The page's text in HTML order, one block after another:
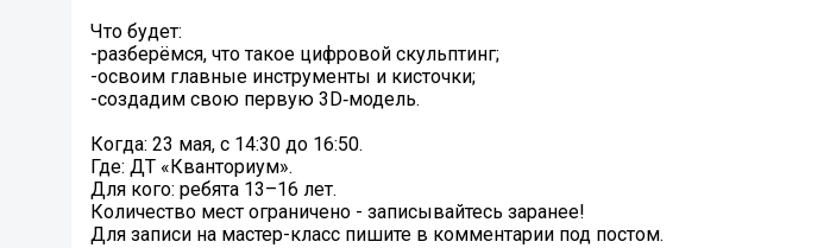
Что будет:
-разберёмся, что такое цифровой скульптинг;
-освоим главные инструменты и кисточки;
-создадим свою первую 3D‑модель.
Когда: 23 мая, с 14:30 до 16:50.
Где: ДТ «Кванториум».
Для кого: ребята 13–16 лет.
Количество мест ограничено - записывайтесь заранее!
Для записи на мастер-класс пишите в комментарии под постом.